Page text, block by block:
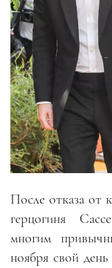
После отказа от
герцогиня
многим
ноября свой